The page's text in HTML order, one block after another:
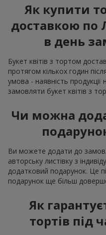
Як купити
доставкою по
в день
Букет квітів з тортом
протягом кількох годин
умова - наявність
замовляти букет квітів з
Чи можна
Ви можете додати до
авторську листівку з
додатковий подарунок. Це
подарунок ще більш
Як
тортів під